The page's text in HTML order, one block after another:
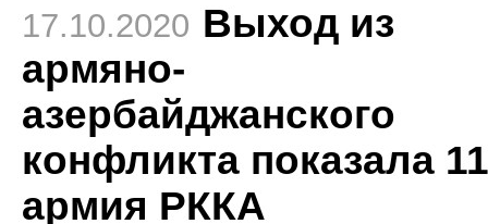
17.10.2020 Выход из
армяно-
азербайджанского
конфликта показала 11
армия РККА